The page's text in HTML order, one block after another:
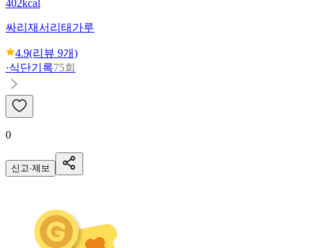
402kcal
싸리재서리태가루
4.9(리뷰 9개)
·식단기록75회
0
신고·제보